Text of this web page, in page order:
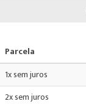
Parcela
1x sem juros
2x sem juros